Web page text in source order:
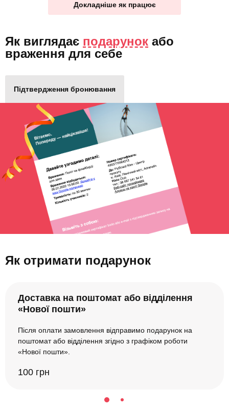
Докладніше як працює
Як виглядає подарунок або
враження для себе
Підтвердження бронювання
Як отримати подарунок
Доставка на поштомат або відділення
«Нової пошти»
Після оплати замовлення відправимо подарунок на
поштомат або відділення згідно з графіком роботи
«Нової пошти».
100 грн